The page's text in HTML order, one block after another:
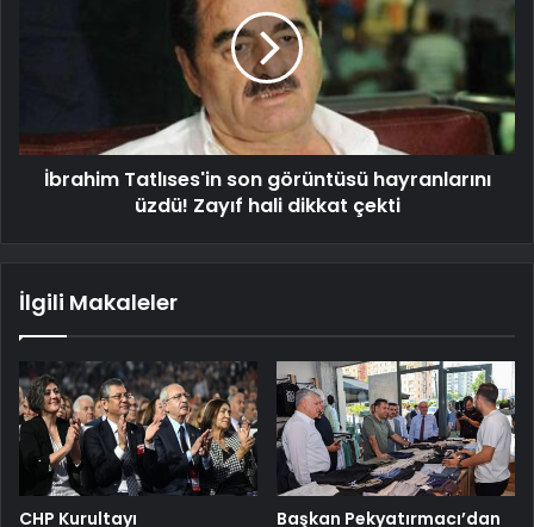
İbrahim Tatlıses'in son görüntüsü hayranlarını
üzdü! Zayıf hali dikkat çekti
İlgili Makaleler
CHP Kurultayı
Başkan Pekyatırmacı’dan